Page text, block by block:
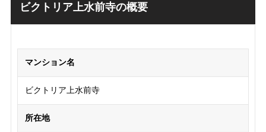
ビクトリア上水前寺の概要
マンション名
ビクトリア上水前寺
所在地